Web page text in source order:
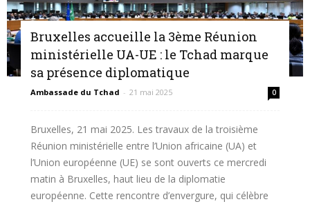
Bruxelles accueille la 3ème Réunion
ministérielle UA-UE : le Tchad marque
sa présence diplomatique
Ambassade du Tchad - 21 mai 2025 0
Bruxelles, 21 mai 2025. Les travaux de la troisième
Réunion ministérielle entre l’Union africaine (UA) et
l’Union européenne (UE) se sont ouverts ce mercredi
matin à Bruxelles, haut lieu de la diplomatie
européenne. Cette rencontre d’envergure, qui célèbre